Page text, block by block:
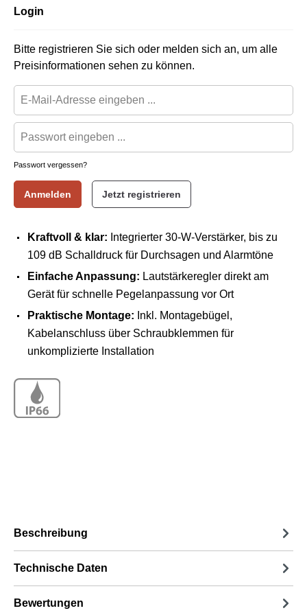
Login
Bitte registrieren Sie sich oder melden sich an, um alle
Preisinformationen sehen zu können.
Passwort vergessen?
Anmelden Jetzt registrieren
Kraftvoll & klar: Integrierter 30-W-Verstärker, bis zu
109 dB Schalldruck für Durchsagen und Alarmtöne
Einfache Anpassung: Lautstärkeregler direkt am
Gerät für schnelle Pegelanpassung vor Ort
Praktische Montage: Inkl. Montagebügel,
Kabelanschluss über Schraubklemmen für
unkomplizierte Installation
Beschreibung
Technische Daten
Bewertungen